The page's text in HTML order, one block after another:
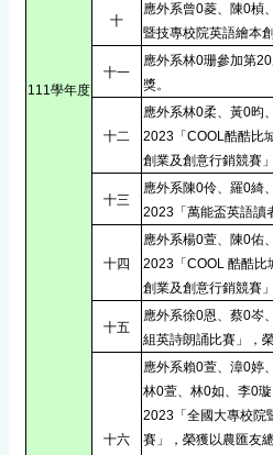
111學年度
十
應外系曾0菱、陳0楨
暨技專校院英語繪本
十一
應外系林0珊參加第
獎。
十二
應外系林0柔、黃0昀
2023「COOL酷酷比
創業及創意行銷競賽
十三
應外系陳0伶、羅0綺
2023「萬能盃英語讀
十四
應外系楊0萱、陳0佑
2023「COOL 酷酷比
創業及創意行銷競賽
十五
應外系徐0恩、蔡0岑
組英詩朗誦比賽」，
十六
應外系賴0萱、漳0婷
林0萱、林0如、李0
2023「全國大專校院
賽」，榮獲以農匯友